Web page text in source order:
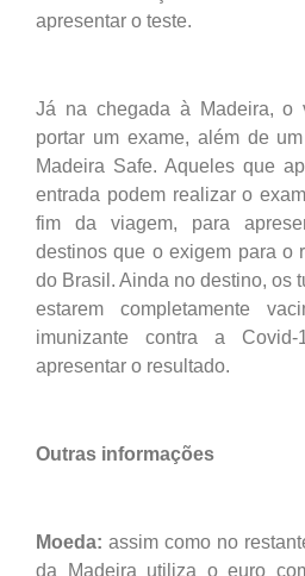
apresentar o teste.
Já na chegada à Madeira, o
portar um exame, além de
Madeira Safe. Aqueles que
entrada podem realizar o
fim da viagem, para
destinos que o exigem para o
do Brasil. Ainda no destino, os
estarem completamente
imunizante contra a
apresentar o resultado.
Outras informações
Moeda: assim como no
da Madeira utiliza o euro